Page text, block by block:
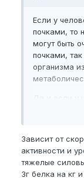
Если у
почками, то
могут быть
почками,
организма
почками, то
Зависит от
активности и
тяжелые
3г белка на кг